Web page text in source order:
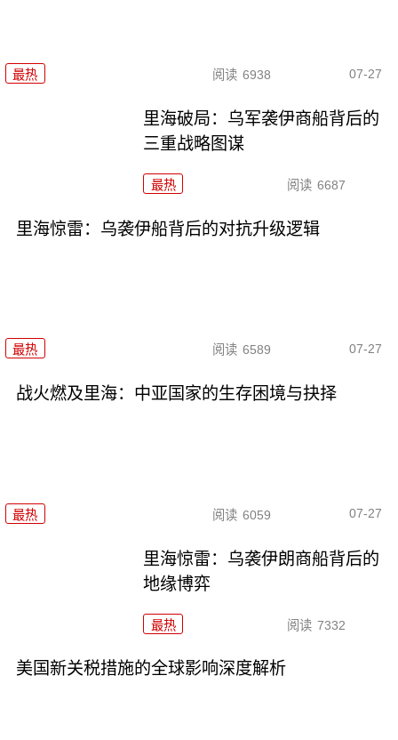
最热 阅读 6938 07-27
里海破局：乌军袭伊商船背后的
三重战略图谋
最热 阅读 6687
里海惊雷：乌袭伊船背后的对抗升级逻辑
最热 阅读 6589 07-27
战火燃及里海：中亚国家的生存困境与抉择
最热 阅读 6059 07-27
里海惊雷：乌袭伊朗商船背后的
地缘博弈
最热 阅读 7332
美国新关税措施的全球影响深度解析